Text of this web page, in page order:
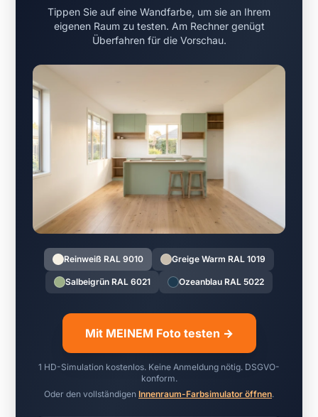
Tippen Sie auf eine Wandfarbe, um sie an Ihrem
eigenen Raum zu testen. Am Rechner genügt
Überfahren für die Vorschau.
Reinweiß RAL 9010 Greige Warm RAL 1019
Salbeigrün RAL 6021 Ozeanblau RAL 5022
Mit MEINEM Foto testen →
1 HD-Simulation kostenlos. Keine Anmeldung nötig. DSGVO-
konform.
Oder den vollständigen Innenraum-Farbsimulator öffnen.